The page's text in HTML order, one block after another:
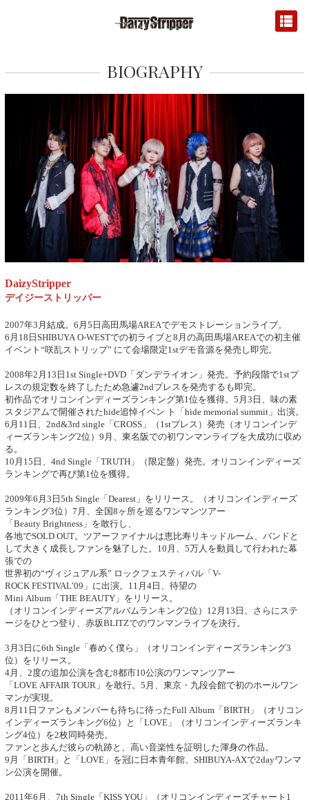
BIOGRAPHY
DaizyStripper
デイジーストリッパー
2007年3月結成。6月5日高田馬場AREAでデモストレーションライブ。
6月18日SHIBUYA O-WESTでの初ライブと8月の高田馬場AREAでの初主催
イベント“咲乱ストリップ” にて会場限定1stデモ音源を発売し即完。
2008年2月13日1st Single+DVD「ダンデライオン」発売。予約段階で1stプ
レスの規定数を終了したため急遽2ndプレスを発売するも即完。
初作品でオリコンインディーズランキング第1位を獲得。5月3日、味の素
スタジアムで開催されたhide追悼イベン ト「hide memorial summit」出演。
6月11日、2nd&3rd single「CROSS」（1stプレス）発売（オリコンインデ
ィーズランキング2位）9月、東名阪での初ワンマンライブを大成功に収め
る。
10月15日、4nd Single「TRUTH」（限定盤）発売。オリコンインディーズ
ランキングで再び第1位を獲得。
2009年6月3日5th Single「Dearest」をリリース。（オリコンインディーズ
ランキング3位）7月、全国8ヶ所を巡るワンマンツアー
「Beauty Brightness」を敢行し、
各地でSOLD OUT。ツアーファイナルは恵比寿リキッドルーム、バンドと
して大きく成長しファンを魅了した。10月、5万人を動員して行われた幕
張での
世界初の“ヴィジュアル系” ロックフェスティバル「V-
ROCK FESTIVAL’09」に出演。11月4日、待望の
Mini Album「THE BEAUTY」をリリース。
（オリコンインディーズアルバムランキング2位）12月13日、さらにステ
ージをひとつ登り、赤坂BLITZでのワンマンライブを決行。
3月3日に6th Single「春めく僕ら」（オリコンインディーズランキング3
位）をリリース。
4月、2度の追加公演を含む8都市10公演のワンマンツアー
「LOVE AFFAIR TOUR」を敢行。5月、東京・九段会館で初のホールワン
マンが実現。
8月11日ファンもメンバーも待ちに待ったFull Album「BIRTH」（オリコン
インディーズランキング6位）と「LOVE」（オリコンインディーズランキ
ング4位）を2枚同時発売。
ファンと歩んだ彼らの軌跡と、高い音楽性を証明した渾身の作品。
9月「BIRTH」と「LOVE」を冠に日本青年館、SHIBUYA-AXで2dayワンマ
ン公演を開催。
2011年6月、7th Single「KISS YOU」（オリコンインディーズチャート1